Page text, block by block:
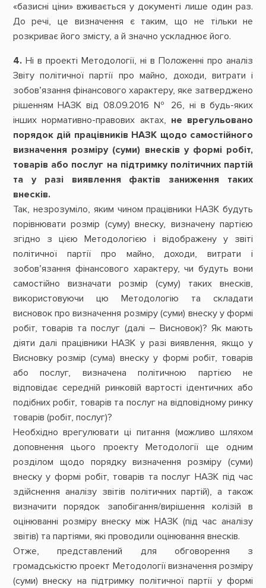
«базисні ціни» вживається у документі лише один раз.
До речі, це визначення є таким, що не тільки не
розкриває його змісту, а й значно ускладнює його.
4. Ні в проекті Методології, ні в Положенні про аналіз
Звіту політичної партії про майно, доходи, витрати і
зобов’язання фінансового характеру, яке затверджено
рішенням НАЗК від 08.09.2016 № 26, ні в будь-яких
інших нормативно-правових актах, не врегульовано
порядок дій працівників НАЗК щодо самостійного
визначення розміру (суми) внесків у формі робіт,
товарів або послуг на підтримку політичних партій
та у разі виявлення фактів заниження таких
внесків.
Так, незрозуміло, яким чином працівники НАЗК будуть
порівнювати розмір (суму) внеску, визначену партією
згідно з цією Методологією і відображену у звіті
політичної партії про майно, доходи, витрати і
зобов’язання фінансового характеру, чи будуть вони
самостійно визначати розмір (суму) таких внесків,
використовуючи цю Методологію та складати
висновок про визначення розміру (суми) внеску у формі
робіт, товарів та послуг (далі – Висновок)? Як мають
діяти далі працівники НАЗК у разі виявлення, якщо у
Висновку розмір (сума) внеску у формі робіт, товарів
або послуг, визначена політичною партією не
відповідає середній ринковій вартості ідентичних або
подібних робіт, товарів та послуг на відповідному ринку
товарів (робіт, послуг)?
Необхідно врегулювати ці питання (можливо шляхом
доповнення цього проекту Методології ще одним
розділом щодо порядку визначення розміру (суми)
внеску у формі робіт, товарів та послуг НАЗК під час
здійснення аналізу звітів політичних партій), а також
визначити порядок запобігання/вирішення колізій в
оцінюванні розміру внеску між НАЗК (під час аналізу
звітів) та партіями, які проводили оцінювання внесків.
Отже, представлений для обговорення з
громадськістю проект Методології визначення розміру
(суми) внеску на підтримку політичної партії у формі